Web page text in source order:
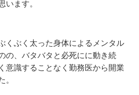
います。
くぶく太った身体によるメンタル
の、バタバタと必死にに動き続
意識することなく勤務医から開業
。